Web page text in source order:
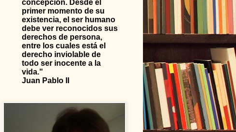
concepción. Desde el
primer momento de su
existencia, el ser humano
debe ver reconocidos sus
derechos de persona,
entre los cuales está el
derecho inviolable de
todo ser inocente a la
vida."
Juan Pablo II